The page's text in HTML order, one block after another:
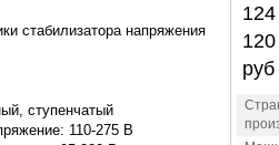
стабилизатора напряжения
ступенчатый
110-275 В
124
120
руб